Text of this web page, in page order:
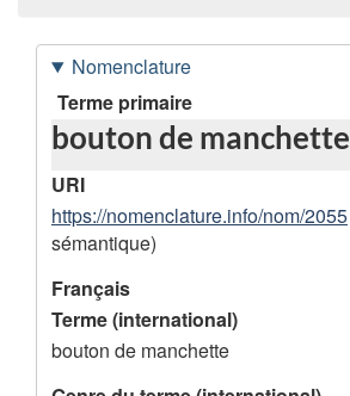
Nomenclature
D
o
n
n
é
e
s
d
Terme primaire
bouton de manchette
URI
https://nomenclature.info/nom/2055
sémantique)
Français
Terme (international)
bouton de manchette